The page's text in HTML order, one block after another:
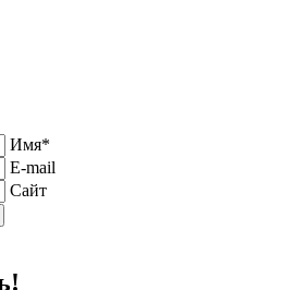
Имя*
E-mail
Сайт